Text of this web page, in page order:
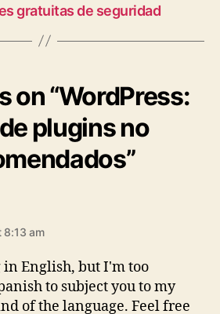
gratuitas de seguridad
on “WordPress:
plugins no
8:13 am
English, but I'm too
to subject you to my
of the language. Feel free